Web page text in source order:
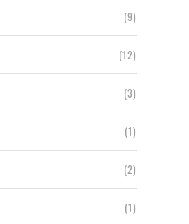
(9)
(12)
(3)
(1)
(2)
(1)